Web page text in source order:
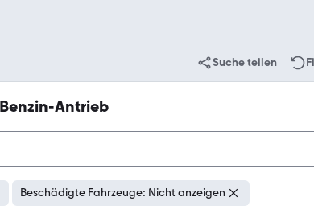
Suche teilen
Antrieb
Beschädigte Fahrzeuge: Nicht anzeigen